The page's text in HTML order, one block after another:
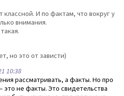
классной. И по фактам, что вокруг у
внимания.
но это от зависти)
10:38
рассматривать, а факты. Но про
это не факты. Это свидетельства